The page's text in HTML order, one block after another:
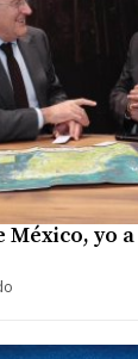
México, yo